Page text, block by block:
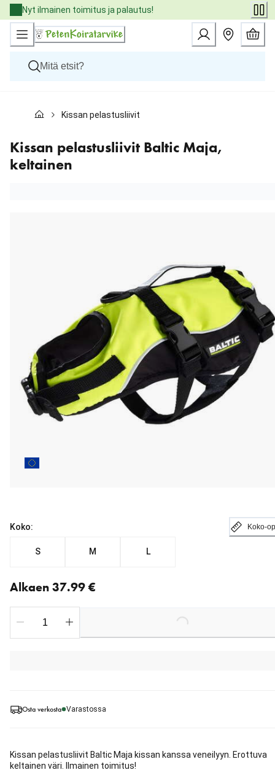
Skip
to
Content
Nyt ilmainen toimitus ja palautus!
Kissat
Eläinlääkäriruoat
Tuotemerkit
Uutuudet
Kissan pelastusliivit Baltic Maja, keltainen
Kissan pelastusliivit Baltic Maja,
keltainen
Osta verkosta Varastossa
Kissan pelastusliivit Baltic Maja kissan kanssa veneilyyn. Erottuva
keltainen väri. Ilmainen toimitus!
Koko: Koko-
S M L
Alkaen 37.99 €
Loading...